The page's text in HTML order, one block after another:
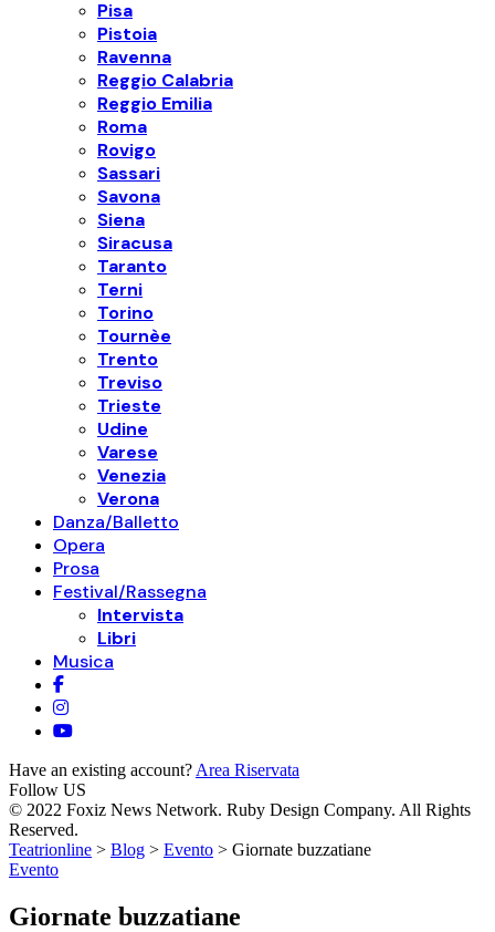
Pisa
Pistoia
Ravenna
Reggio Calabria
Reggio Emilia
Roma
Rovigo
Sassari
Savona
Siena
Siracusa
Taranto
Terni
Torino
Tournèe
Trento
Treviso
Trieste
Udine
Varese
Venezia
Verona
Danza/Balletto
Opera
Prosa
Festival/Rassegna
Intervista
Libri
Musica
Have an existing account? Area Riservata
Follow US
© 2022 Foxiz News Network. Ruby Design Company. All Rights
Reserved.
Teatrionline > Blog > Evento > Giornate buzzatiane
Evento
Giornate buzzatiane